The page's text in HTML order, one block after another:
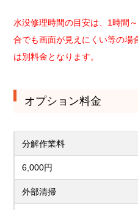
水没修理時間の目安は、1時間
合でも画面が見えにくい等の場
は別料金となります。
オプション料金
分解作業料
6,000円
外部清掃